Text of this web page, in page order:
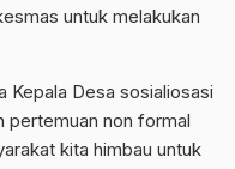
untuk melakukan
Kepala Desa sosialiosasi
pertemuan non formal
kita himbau untuk